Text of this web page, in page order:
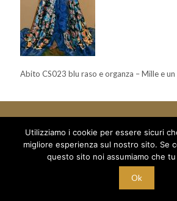
Abito CS023 blu raso e organza – Mille e un
© 2018 Mille e un Sogno di Boboc Ramona
/a - C/O Palestra
C.F. BBC RNN 78T68 Z129M - P.I.
Utilizziamo i cookie per essere sicuri
migliore esperienza sul nostro sito. Se
questo sito noi assumiamo che
Ok